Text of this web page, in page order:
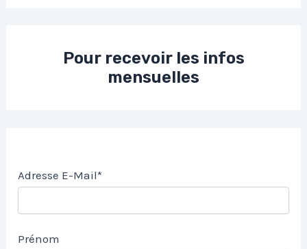
Pour recevoir les infos
mensuelles
Adresse E-Mail*
Prénom